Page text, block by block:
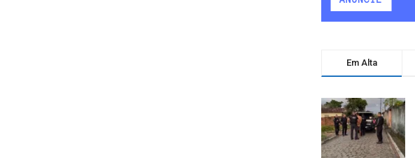
Em Alta